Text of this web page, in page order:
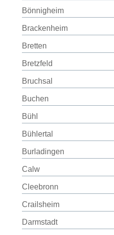
Bönnigheim
Brackenheim
Bretten
Bretzfeld
Bruchsal
Buchen
Bühl
Bühlertal
Burladingen
Calw
Cleebronn
Crailsheim
Darmstadt